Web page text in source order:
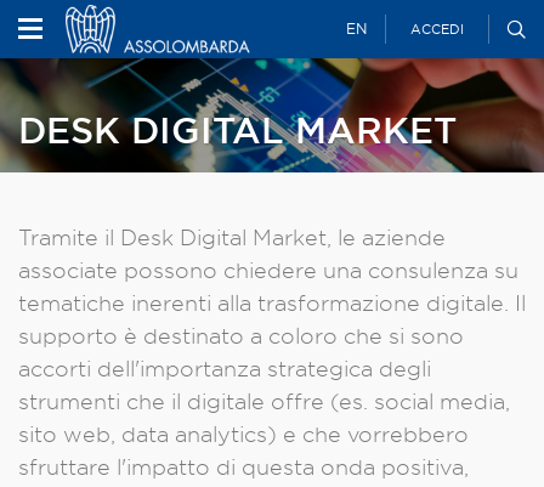
EN ACCEDI
DESK DIGITAL MARKET
Tramite il Desk Digital Market, le aziende
associate possono chiedere una consulenza su
tematiche inerenti alla trasformazione digitale. Il
supporto è destinato a coloro che si sono
accorti dell'importanza strategica degli
strumenti che il digitale offre (es. social media,
sito web, data analytics) e che vorrebbero
sfruttare l'impatto di questa onda positiva,